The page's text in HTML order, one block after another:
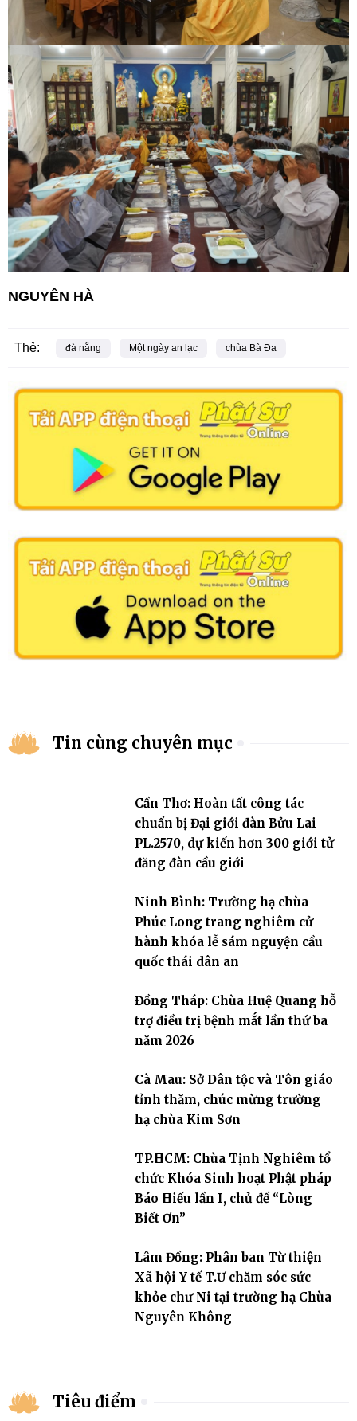
NGUYÊN HÀ
Thẻ: đà nẵng Một ngày an lạc chùa Bà Đa
Tin cùng chuyên mục
Cần Thơ: Hoàn tất công tác
chuẩn bị Đại giới đàn Bửu Lai
PL.2570, dự kiến hơn 300 giới tử
đăng đàn cầu giới
Ninh Bình: Trường hạ chùa
Phúc Long trang nghiêm cử
hành khóa lễ sám nguyện cầu
quốc thái dân an
Đồng Tháp: Chùa Huệ Quang hỗ
trợ điều trị bệnh mắt lần thứ ba
năm 2026
Cà Mau: Sở Dân tộc và Tôn giáo
tỉnh thăm, chúc mừng trường
hạ chùa Kim Sơn
TP.HCM: Chùa Tịnh Nghiêm tổ
chức Khóa Sinh hoạt Phật pháp
Báo Hiếu lần I, chủ đề “Lòng
Biết Ơn”
Lâm Đồng: Phân ban Từ thiện
Xã hội Y tế T.Ư chăm sóc sức
khỏe chư Ni tại trường hạ Chùa
Nguyên Không
Tiêu điểm